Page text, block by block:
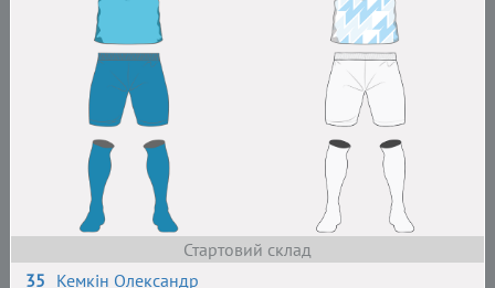
Стартовий склад
35 Кемкін Олександр